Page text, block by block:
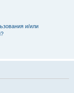
и/или